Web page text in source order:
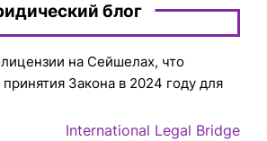
блог
на Сейшелах, что
Закона в 2024 году для
International Legal Bridge